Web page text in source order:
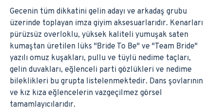
Gecenin tüm dikkatini gelin adayı ve arkadaş grubu
üzerinde toplayan imza giyim aksesuarlarıdır. Kenarları
pürüzsüz overloklu, yüksek kaliteli yumuşak saten
kumaştan üretilen lüks "Bride To Be" ve "Team Bride"
yazılı omuz kuşakları, pullu ve tüylü nedime taçları,
gelin duvakları, eğlenceli parti gözlükleri ve nedime
bileklikleri bu grupta listelenmektedir. Dans şovlarının
ve kız kıza eğlencelerin vazgeçilmez görsel
tamamlayıcılarıdır.